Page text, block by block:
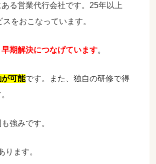
る営業代行会社です。25年以上
をおこなっています。
期解決につなげています。
可能です。また、独自の研修で得
強みです。
ります。